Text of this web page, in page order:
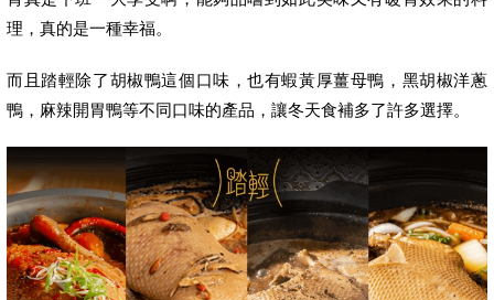
理，真的是一種幸福。
而且踏輕除了胡椒鴨這個口味，也有蝦黃厚薑母鴨，黑胡椒洋蔥
鴨，麻辣開胃鴨等不同口味的產品，讓冬天食補多了許多選擇。